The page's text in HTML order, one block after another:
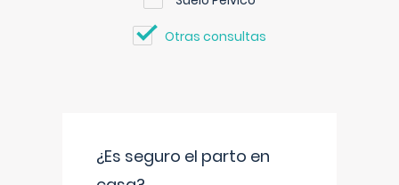
Otras consultas
¿Es seguro el parto en